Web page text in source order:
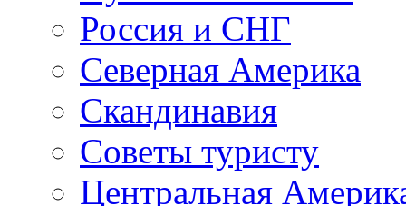
Россия и СНГ
Северная Америка
Скандинавия
Советы туристу
Центральная